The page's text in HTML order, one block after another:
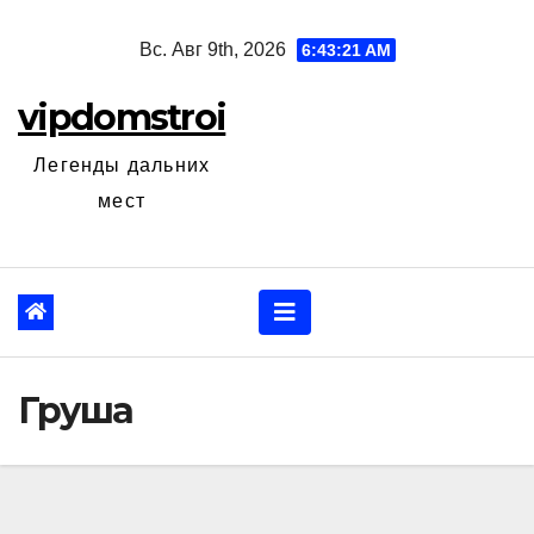
Вс. Авг 9th, 2026 6:43:22 AM
vipdomstroi
Легенды дальних
мест
Груша